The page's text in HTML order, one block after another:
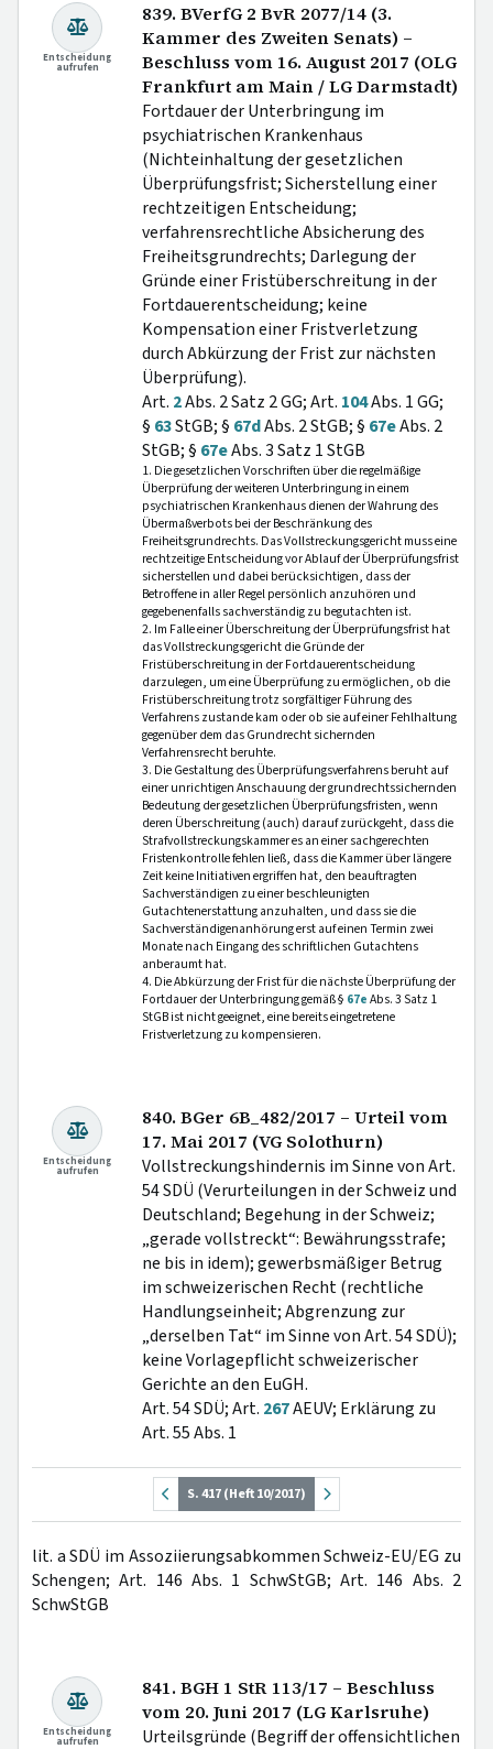
Entscheidung
aufrufen
839. BVerfG 2 BvR 2077/14 (3.
Kammer des Zweiten Senats) –
Beschluss vom 16. August 2017 (OLG
Frankfurt am Main / LG Darmstadt)
Fortdauer der Unterbringung im
psychiatrischen Krankenhaus
(Nichteinhaltung der gesetzlichen
Überprüfungsfrist; Sicherstellung einer
rechtzeitigen Entscheidung;
verfahrensrechtliche Absicherung des
Freiheitsgrundrechts; Darlegung der
Gründe einer Fristüberschreitung in der
Fortdauerentscheidung; keine
Kompensation einer Fristverletzung
durch Abkürzung der Frist zur nächsten
Überprüfung).
Art. 2Abs. 2 Satz 2 GG; Art. 104Abs. 1 GG;
§ 63StGB; § 67dAbs. 2 StGB; § 67eAbs. 2
StGB; § 67eAbs. 3 Satz 1 StGB
1. Die gesetzlichen Vorschriften über die regelmäßige
Überprüfung der weiteren Unterbringung in einem
psychiatrischen Krankenhaus dienen der Wahrung des
Übermaßverbots bei der Beschränkung des
Freiheitsgrundrechts. Das Vollstreckungsgericht muss eine
rechtzeitige Entscheidung vor Ablauf der Überprüfungsfrist
sicherstellen und dabei berücksichtigen, dass der
Betroffene in aller Regel persönlich anzuhören und
gegebenenfalls sachverständig zu begutachten ist.
2. Im Falle einer Überschreitung der Überprüfungsfrist hat
das Vollstreckungsgericht die Gründe der
Fristüberschreitung in der Fortdauerentscheidung
darzulegen, um eine Überprüfung zu ermöglichen, ob die
Fristüberschreitung trotz sorgfältiger Führung des
Verfahrens zustande kam oder ob sie auf einer Fehlhaltung
gegenüber dem das Grundrecht sichernden
Verfahrensrecht beruhte.
3. Die Gestaltung des Überprüfungsverfahrens beruht auf
einer unrichtigen Anschauung der grundrechtssichernden
Bedeutung der gesetzlichen Überprüfungsfristen, wenn
deren Überschreitung (auch) darauf zurückgeht, dass die
Strafvollstreckungskammer es an einer sachgerechten
Fristenkontrolle fehlen ließ, dass die Kammer über längere
Zeit keine Initiativen ergriffen hat, den beauftragten
Sachverständigen zu einer beschleunigten
Gutachtenerstattung anzuhalten, und dass sie die
Sachverständigenanhörung erst auf einen Termin zwei
Monate nach Eingang des schriftlichen Gutachtens
anberaumt hat.
4. Die Abkürzung der Frist für die nächste Überprüfung der
Fortdauer der Unterbringung gemäß § 67eAbs. 3 Satz 1
StGB ist nicht geeignet, eine bereits eingetretene
Fristverletzung zu kompensieren.
Entscheidung
aufrufen
840. BGer 6B_482/2017 – Urteil vom
17. Mai 2017 (VG Solothurn)
Vollstreckungshindernis im Sinne von Art.
54 SDÜ (Verurteilungen in der Schweiz und
Deutschland; Begehung in der Schweiz;
„gerade vollstreckt“: Bewährungsstrafe;
ne bis in idem); gewerbsmäßiger Betrug
im schweizerischen Recht (rechtliche
Handlungseinheit; Abgrenzung zur
„derselben Tat“ im Sinne von Art. 54 SDÜ);
keine Vorlagepflicht schweizerischer
Gerichte an den EuGH.
Art. 54 SDÜ; Art. 267AEUV; Erklärung zu
Art. 55 Abs. 1
S. 417 (Heft 10/2017)
lit. a SDÜ im Assoziierungsabkommen Schweiz-EU/EG zu
Schengen; Art. 146 Abs. 1 SchwStGB; Art. 146 Abs. 2
SchwStGB
Entscheidung
aufrufen
841. BGH 1 StR 113/17 – Beschluss
vom 20. Juni 2017 (LG Karlsruhe)
Urteilsgründe (Begriff der offensichtlichen